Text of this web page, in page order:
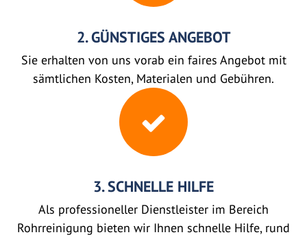
2. GÜNSTIGES ANGEBOT
Sie erhalten von uns vorab ein faires Angebot mit
sämtlichen Kosten, Materialen und Gebühren.
3. SCHNELLE HILFE
Als professioneller Dienstleister im Bereich
Rohrreinigung bieten wir Ihnen schnelle Hilfe, rund